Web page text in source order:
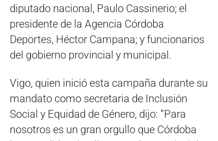
diputado nacional, Paulo Cassinerio; el
presidente de la Agencia Córdoba
Deportes, Héctor Campana; y funcionarios
del gobierno provincial y municipal.
Vigo, quien inició esta campaña durante su
mandato como secretaria de Inclusión
Social y Equidad de Género, dijo: “Para
nosotros es un gran orgullo que Córdoba